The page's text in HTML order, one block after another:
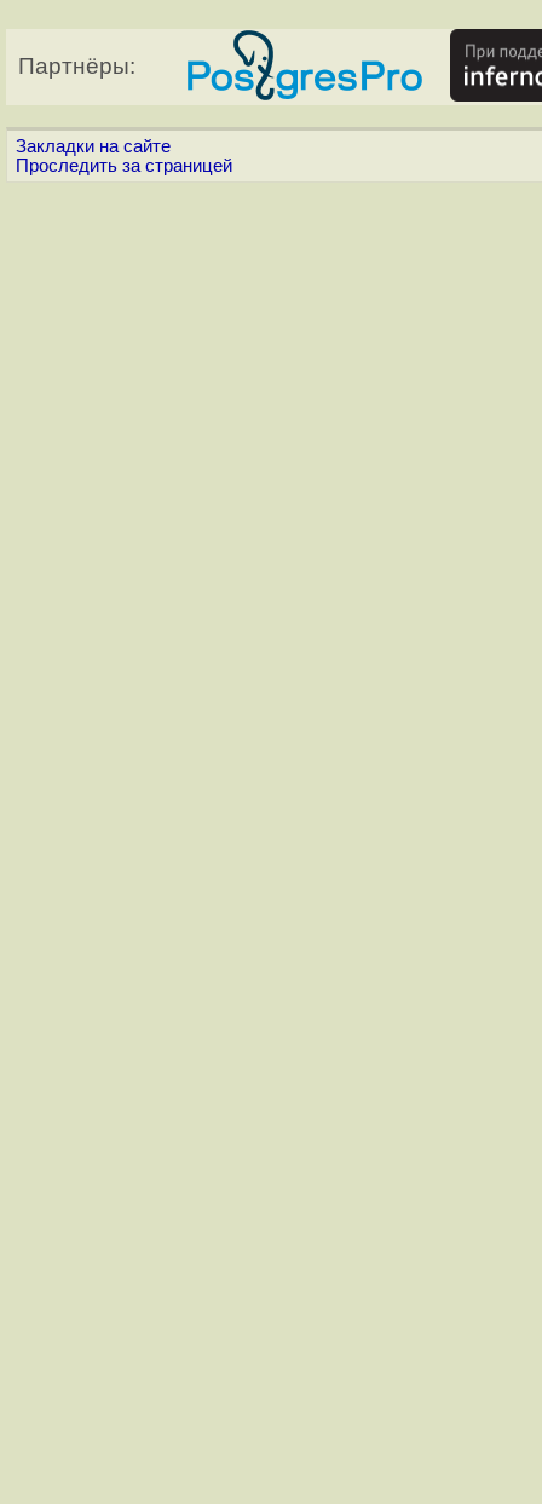
Партнёры:
Закладки на сайте
Проследить за страницей